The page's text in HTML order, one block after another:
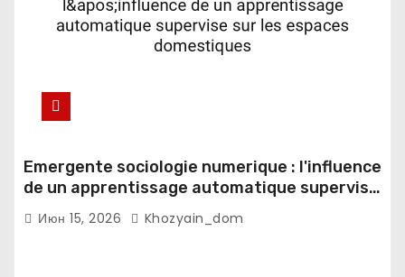
Emergente sociologie numerique : l'influence
de un apprentissage automatique supervise
sur les espaces domestiques
Июн 15, 2026 Khozyain_dom